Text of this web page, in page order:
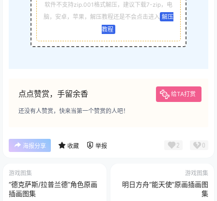
软件不支持zip.001格式解压，建议下载7-zip，电
脑，安卓，苹果，解压教程还是不会点击进入 解压
教程
点点赞赏，手留余香 给TA打赏
还没有人赞赏，快来当第一个赞赏的人吧！
海报分享 收藏 举报 2 0
游戏图集
“德克萨斯/拉普兰德”角色原画
插画图集
游戏图集
明日方舟“能天使”原画插画图
集